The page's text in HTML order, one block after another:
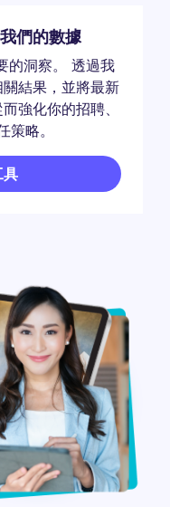
們的數據
的洞察。 透過我
結果，並將最新
強化你的招聘、
策略。
具